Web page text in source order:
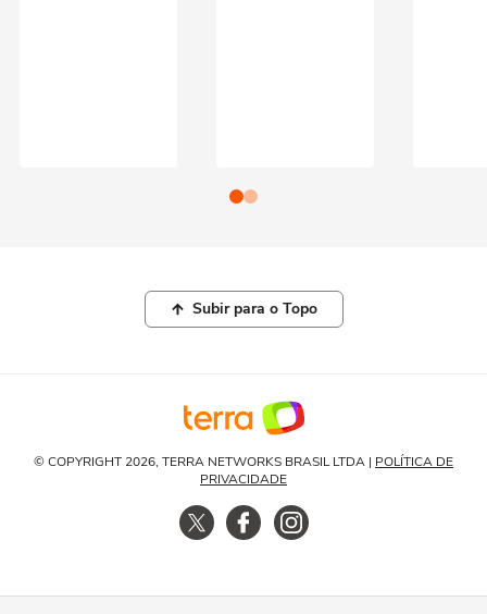
Subir para o Topo
© COPYRIGHT 2026, TERRA NETWORKS BRASIL LTDA | POLÍTICA DE
PRIVACIDADE